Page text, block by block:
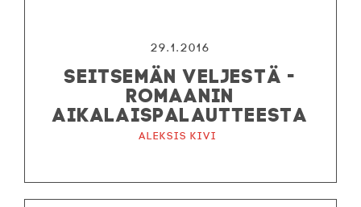
29.1.2016
SEITSEMÄN VELJESTÄ -
ROMAANIN
AIKALAISPALAUTTEESTA
Aleksis Kivi